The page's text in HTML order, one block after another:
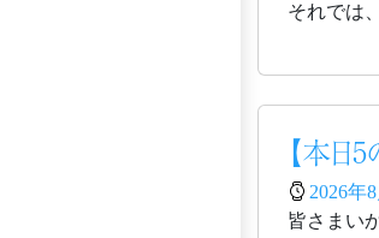
それでは
【本日
2026年
皆さまい